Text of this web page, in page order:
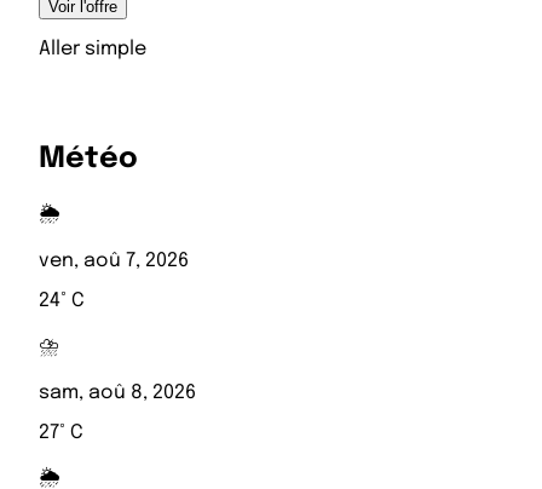
Voir l'offre
Aller simple
Météo
🌦️
ven, aoû 7, 2026
24° C
⛈️
sam, aoû 8, 2026
27° C
🌦️